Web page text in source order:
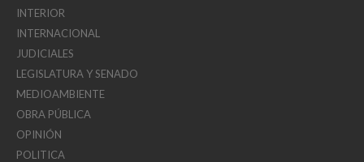
INTERIOR
INTERNACIONAL
JUDICIALES
LEGISLATURA Y SENADO
MEDIOAMBIENTE
OBRA PÚBLICA
OPINIÓN
POLITICA